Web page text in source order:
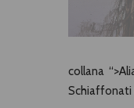
collana
Schiaffonati